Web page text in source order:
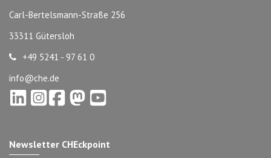
Carl-Bertelsmann-Straße 256
33311 Gütersloh
+49 5241 - 97 61 0
info@che.de
Newsletter CHEckpoint